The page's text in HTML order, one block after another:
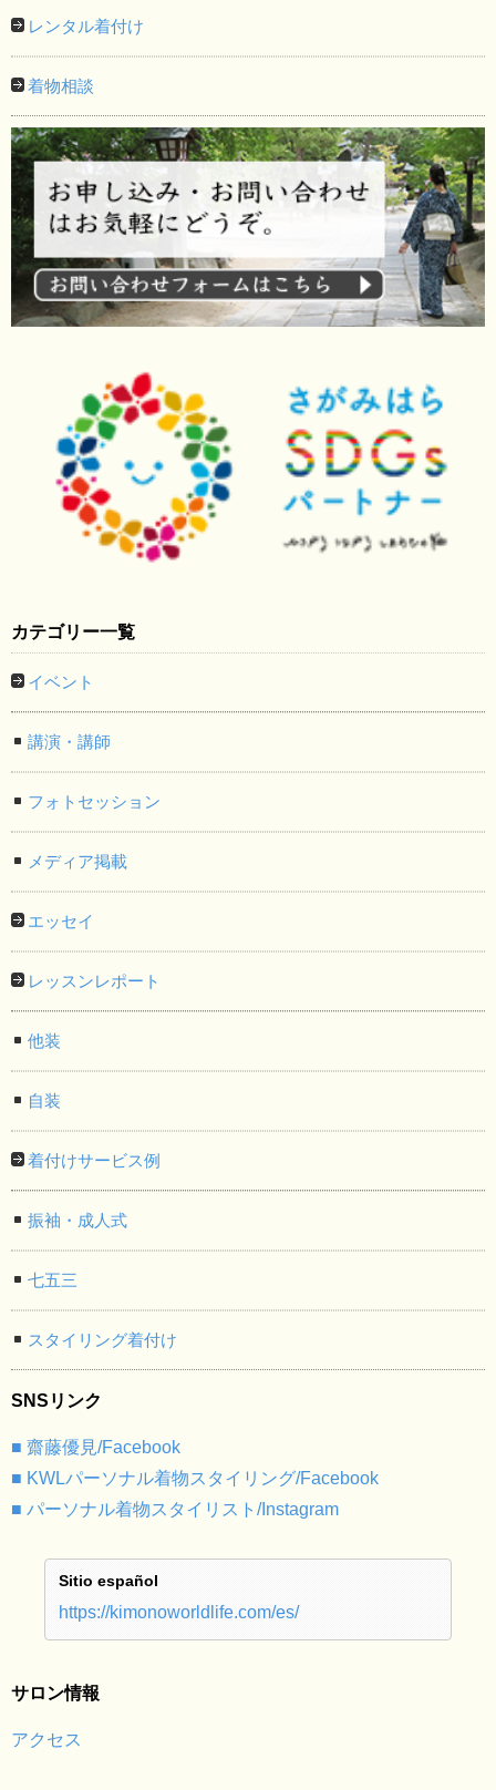
レンタル着付け
着物相談
カテゴリー一覧
イベント
講演・講師
フォトセッション
メディア掲載
エッセイ
レッスンレポート
他装
自装
着付けサービス例
振袖・成人式
七五三
スタイリング着付け
SNSリンク
■ 齋藤優見/Facebook
■ KWLパーソナル着物スタイリング/Facebook
■ パーソナル着物スタイリスト/Instagram
Sitio español
https://kimonoworldlife.com/es/
サロン情報
アクセス